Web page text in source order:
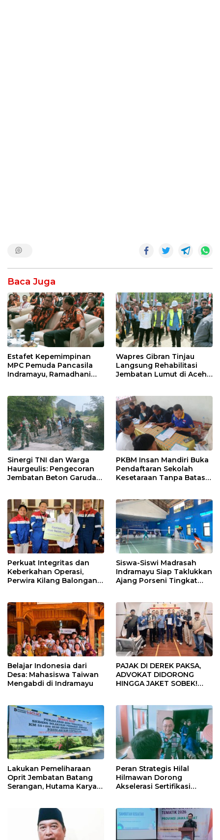
Baca Juga
Estafet Kepemimpinan
MPC Pemuda Pancasila
Indramayu, Ramadhani
Muscablub
Wapres Gibran Tinjau
Langsung Rehabilitasi
Jembatan Lumut di Aceh
Sinergi TNI dan Warga
Haurgeulis: Pengecoran
Jembatan Beton Garuda
PKBM Insan Mandiri Buka
Pendaftaran Sekolah
Kesetaraan Tanpa Batas
Perkuat Integritas dan
Keberkahan Operasi,
Perwira Kilang Balongan
Siswa-Siswi Madrasah
Indramayu Siap Taklukkan
Ajang Porseni Tingkat
Belajar Indonesia dari
Desa: Mahasiswa Taiwan
Mengabdi di Indramayu
PAJAK DI DEREK PAKSA,
ADVOKAT DIDORONG
HINGGA JAKET SOBEK!
Pekanbaru!
Lakukan Pemeliharaan
Oprit Jembatan Batang
Serangan, Hutama Karya
Peran Strategis Hilal
Hilmawan Dorong
Akselerasi Sertifikasi
Indramayu